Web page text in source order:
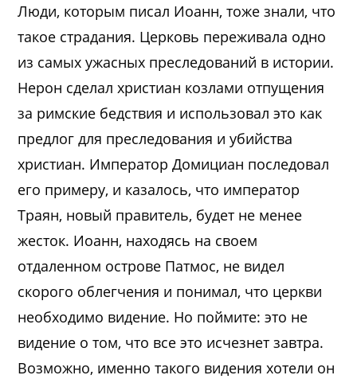
Люди, которым писал Иоанн, тоже знали, что
такое страдания. Церковь переживала одно
из самых ужасных преследований в истории.
Нерон сделал христиан козлами отпущения
за римские бедствия и использовал это как
предлог для преследования и убийства
христиан. Император Домициан последовал
его примеру, и казалось, что император
Траян, новый правитель, будет не менее
жесток. Иоанн, находясь на своем
отдаленном острове Патмос, не видел
скорого облегчения и понимал, что церкви
необходимо видение. Но поймите: это не
видение о том, что все это исчезнет завтра.
Возможно, именно такого видения хотели он